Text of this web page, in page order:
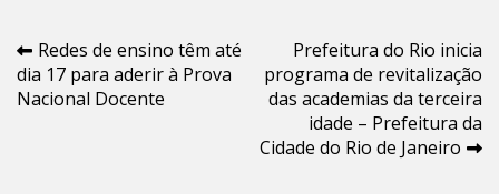
Navegação
de
Redes de ensino têm até
dia 17 para aderir à Prova
Nacional Docente
Prefeitura do Rio inicia
programa de revitalização
das academias da terceira
idade – Prefeitura da
Cidade do Rio de Janeiro